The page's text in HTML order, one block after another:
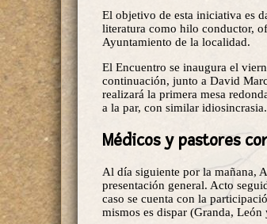
El objetivo de esta iniciativa es
literatura como hilo conductor,
Ayuntamiento de la localidad.
El Encuentro se inaugura el
continuación, junto a David
realizará la primera mesa
a la par, con similar
Médicos y pastores
Al día siguiente por la mañana,
presentación general. Acto
caso se cuenta con la
mismos es dispar (Granda, León